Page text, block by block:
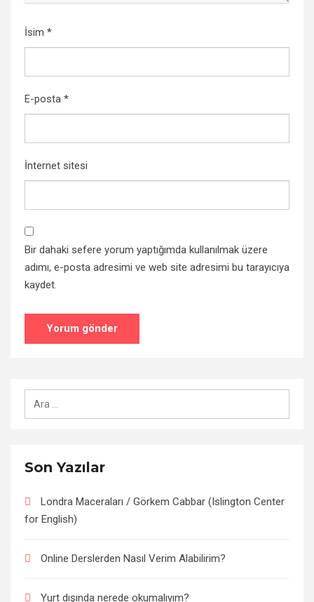
İsim *
E-posta *
İnternet sitesi
Bir dahaki sefere yorum yaptığımda kullanılmak üzere
adımı, e-posta adresimi ve web site adresimi bu tarayıcıya
kaydet.
Son Yazılar
Londra Maceraları / Görkem Cabbar (Islington Center
for English)
Online Derslerden Nasıl Verim Alabilirim?
Yurt dışında nerede okumalıyım?